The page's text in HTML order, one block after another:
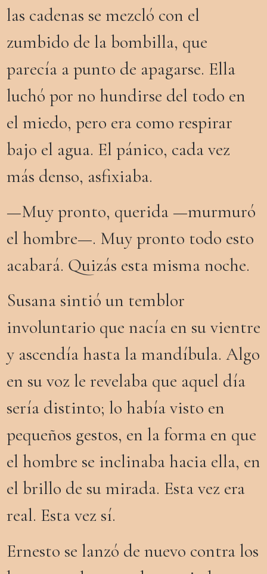
las cadenas se mezcló con el
zumbido de la bombilla, que
parecía a punto de apagarse. Ella
luchó por no hundirse del todo en
el miedo, pero era como respirar
bajo el agua. El pánico, cada vez
más denso, asfixiaba.
—Muy pronto, querida —murmuró
el hombre—. Muy pronto todo esto
acabará. Quizás esta misma noche.
Susana sintió un temblor
involuntario que nacía en su vientre
y ascendía hasta la mandíbula. Algo
en su voz le revelaba que aquel día
sería distinto; lo había visto en
pequeños gestos, en la forma en que
el hombre se inclinaba hacia ella, en
el brillo de su mirada. Esta vez era
real. Esta vez sí.
Ernesto se lanzó de nuevo contra los